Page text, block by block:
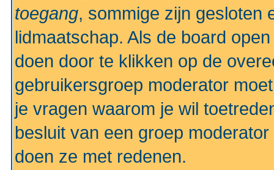
toegang, sommige zijn gesloten
lidmaatschap. Als de board
doen door te klikken op de
gebruikersgroep moderator
je vragen waarom je wil
besluit van een groep
doen ze met redenen.